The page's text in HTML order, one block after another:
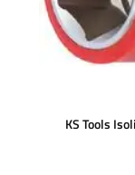
KS Tools